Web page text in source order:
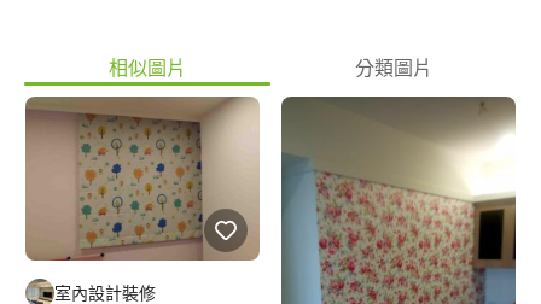
相似圖片 分類圖片
室內設計裝修